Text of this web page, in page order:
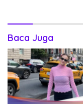
Baca Juga